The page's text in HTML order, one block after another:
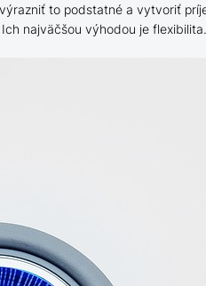
to podstatné a vytvoriť
najväčšou výhodou je flexibilita.